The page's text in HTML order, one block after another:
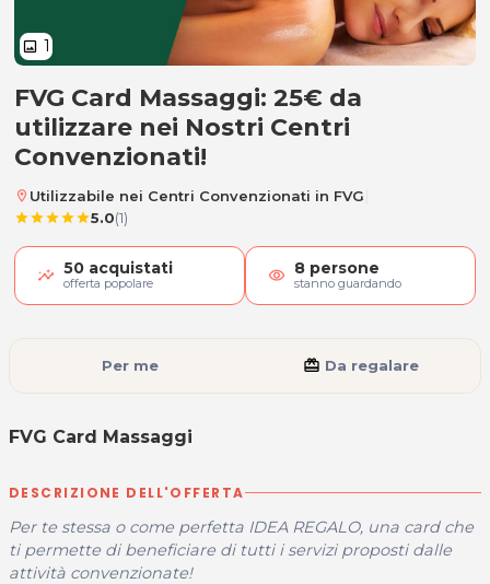
image 1
FVG Card Massaggi
FVG Card Massaggi: 25€ da
utilizzare nei Nostri Centri
Convenzionati!
location_on Utilizzabile nei Centri Convenzionati in FVG
starstarstarstarstar5.0(1)
50 acquistati
offerta popolare visibility 8 persone
stanno guardando
FVG Card Massaggi
Per me card_giftcard Da regalare
DESCRIZIONE DELL'OFFERTA
Per te stessa o come perfetta IDEA REGALO, una card che
ti permette di beneficiare di tutti i servizi proposti dalle
attività convenzionate!